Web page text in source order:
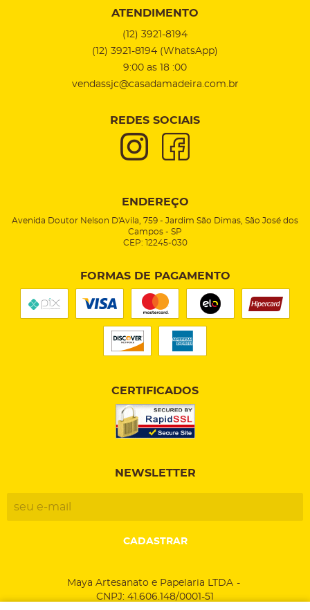
ATENDIMENTO
(12) 3921-8194
(12) 3921-8194 (WhatsApp)
9:00 as 18 :00
vendassjc@casadamadeira.com.br
REDES SOCIAIS
ENDEREÇO
Avenida Doutor Nelson D'Avila, 759 - Jardim São Dimas, São José dos
Campos - SP
CEP: 12245-030
FORMAS DE PAGAMENTO
CERTIFICADOS
NEWSLETTER
CADASTRAR
Maya Artesanato e Papelaria LTDA
CNPJ: 41.606.148/0001-51